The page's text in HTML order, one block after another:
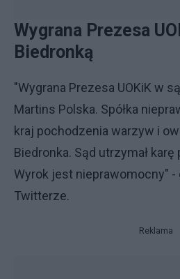
Wygrana Prezesa
Biedronką
"Wygrana Prezesa UOKiK w
Martins Polska. Spółka
kraj pochodzenia warzyw i
Biedronka. Sąd utrzymał karę
Wyrok jest nieprawomocny" -
Twitterze.
Reklama